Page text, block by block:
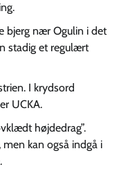
bjerg nær Ogulin i det
stadig et regulært
I krydsord
UCKA.
højdedrag”.
kan også indgå i
.